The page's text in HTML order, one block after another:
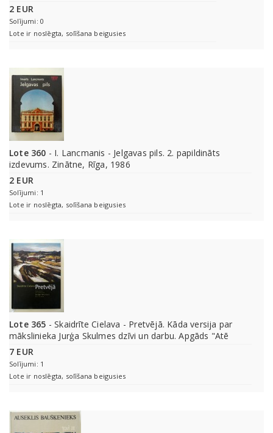
2 EUR
Solījumi: 0
Lote ir noslēgta, solīšana beigusies
Lote 360 - I. Lancmanis - Jelgavas pils. 2. papildināts
izdevums. Zinātne, Rīga, 1986
2 EUR
Solījumi: 1
Lote ir noslēgta, solīšana beigusies
Lote 365 - Skaidrīte Cielava - Pretvējā. Kāda versija par
mākslinieka Jurģa Skulmes dzīvi un darbu. Apgāds "Atē
7 EUR
Solījumi: 1
Lote ir noslēgta, solīšana beigusies